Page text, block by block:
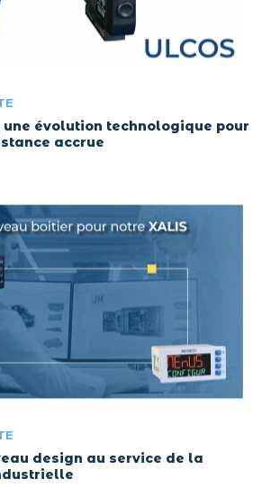
une évolution technologique pour
accrue
design au service de la